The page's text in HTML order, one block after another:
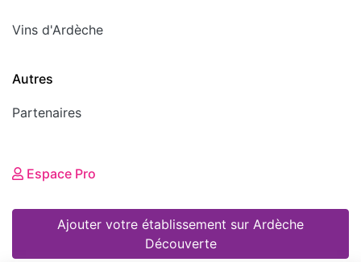
Vins d'Ardèche
Autres
Partenaires
Espace Pro
Ajouter votre établissement sur Ardèche
Découverte